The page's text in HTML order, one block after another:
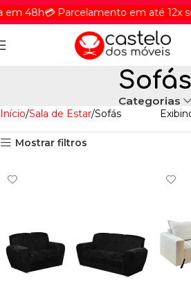
48h 💳 Parcelamento em até 12x sem
Sofás
Categorias
Início Sala de Estar Sofás
Mostrar filtros